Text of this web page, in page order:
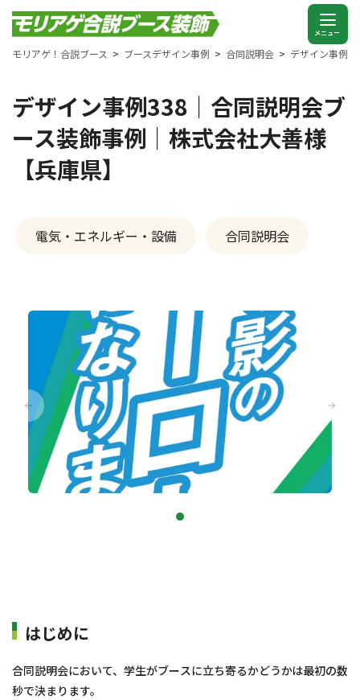
モリアゲ！合説ブース ブースデザイン事例 合同説明会 デザイン事例
デザイン事例338｜合同説明会ブ
ース装飾事例｜株式会社大善様
【兵庫県】
電気・エネルギー・設備 合同説明会
はじめに
合同説明会において、学生がブースに立ち寄るかどうかは最初の数
秒で決まります。